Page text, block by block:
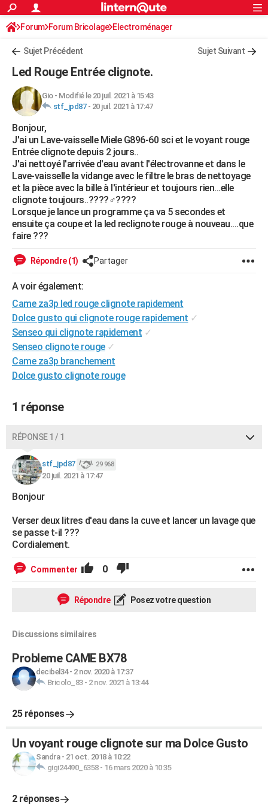
ACTUALITÉS
Politique
Société
Faits Divers
Education
Monde
Villes
+
FINANCE
Retraite
Impôts
Epargne
Immobilier
Risques naturels par ville
Banque
Assurance
Crédit
AUTO
Essais
Réserver un essai
Citadines
Berlines
SUV
Forum auto
+HIGH-TECH
Mobiles
Meilleur smartphone
Internet
Ordinateurs
Jeux vidéo
Guide high-tech
+BRICOLAGE
Forum
Aménagement intérieur
Extérieur
Cuisine
Salle de bains
Jardinage
Rangement
WEEK-END
Guides de France
Escapades
Patrimoine
Expositions
Musées
Week-end nature
+LIFESTYLE
Art de vivre
Bien-être
Loisirs
Mode
Modes de vie
SANTE
Alimentation
Guide de la santé
Maladies
Médicaments
Sommeil
VOYAGE
Destinations
City break
Voyage nature
Voyage de noces
Forum
Climat
PHOTO
GUIDES D'ACHAT
BONS PLANS
CARTE DE VOEUX
Carte de Noël
Carte Bonne année
Carte Saint-Valentin
Carte Pâques
Carte d'anniversaire
DICTIONNAIRE
Dictionnaire
Biographies
Citations
Expressions
Proverbes
PROGRAMME TV
AVIS DE DÉCÈS
FORUM
Bricolage
Lifestyle
Culture
Sport
Auto
Television
Voyage
Cinema
S'inscrire
Connexion
Forum Forum Bricolage Electroménager
Sujet Précédent Sujet Suivant
Led Rouge Entrée clignote.
Gio- Modifié le 20 juil. 2021 à 15:43
stf_jpd87- 20 juil. 2021 à 17:47
Bonjour,
J'ai un Lave-vaisselle Miele G896-60 sci et le voyant rouge
Entrée clignote depuis 2 jours..
J'ai nettoyé l'arrivée d'eau avant l'électrovanne et dans le
Lave-vaisselle la vidange avec le filtre le bras de nettoyage
et la pièce avec la bille à l'intérieur et toujours rien...elle
clignote toujours..????‍♂️????
Lorsque je lance un programme ça va 5 secondes et
ensuite ça coupe et la led reclignote rouge à nouveau....que
faire ???
Répondre (1) Partager
A voir également:
Came za3p led rouge clignote rapidement
Dolce gusto qui clignote rouge rapidement ✓
Senseo qui clignote rapidement ✓
Senseo clignote rouge ✓
Came za3p branchement
Dolce gusto clignote rouge
1 réponse
RÉPONSE 1 / 1
stf_jpd87 29 968
20 juil. 2021 à 17:47
Bonjour
Verser deux litres d'eau dans la cuve et lancer un lavage que
se passe t-il ???
Cordialement.
Commenter 0
Répondre Posez votre question
Discussions similaires
Probleme CAME BX78
decibel34- 2 nov. 2020 à 17:37
Bricolo_83- 2 nov. 2021 à 13:44
25 réponses
Un voyant rouge clignote sur ma Dolce Gusto
Sandra- 21 oct. 2018 à 10:22
gigi24490_6358- 16 mars 2020 à 10:35
2 réponses